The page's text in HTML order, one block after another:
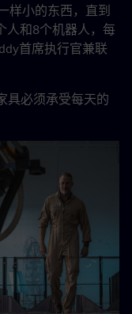
样小的东西，直到
人和8个机器人，每
首席执行官兼联
具必须承受每天的